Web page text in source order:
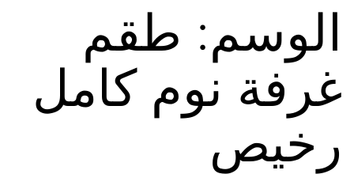
الوسم: طقم
غرفة نوم كامل
رخيص